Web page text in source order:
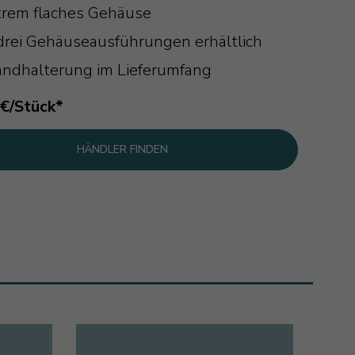
flaches Gehäuse
Gehäuseausführungen erhältlich
im Lieferumfang
Stück*
HÄNDLER FINDEN